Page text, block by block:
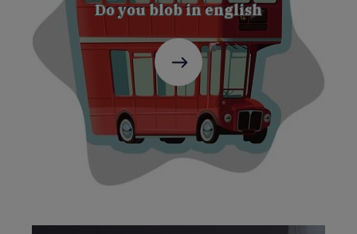
Do you blob in english
C'est
parti
!